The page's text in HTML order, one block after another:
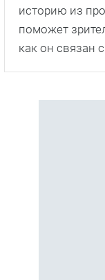
историю из
поможет
как он связан